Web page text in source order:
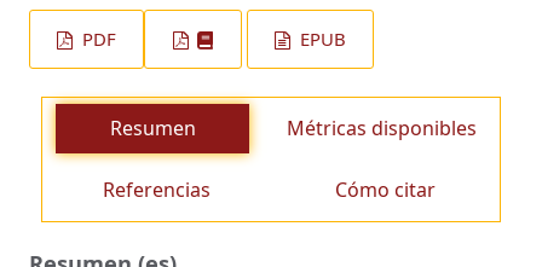
PDF EPUB
Resumen Métricas disponibles
Referencias Cómo citar